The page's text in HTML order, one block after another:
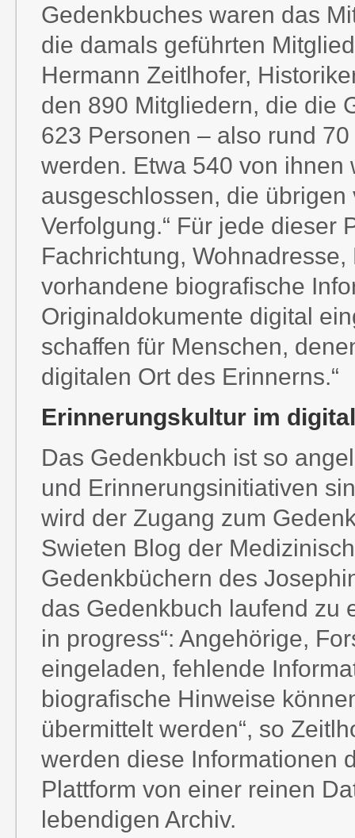
Gedenkbuches waren das
die damals geführten
Hermann Zeitlhofer,
den 890 Mitgliedern, die die
623 Personen – also rund
werden. Etwa 540 von
ausgeschlossen, die
Verfolgung.“ Für jede dieser
Fachrichtung,
vorhandene biografische
Originaldokumente digital
schaffen für Menschen,
digitalen Ort des Erinnerns.“
Erinnerungskultur im
Das Gedenkbuch ist so
und Erinnerungsinitiativen
wird der Zugang zum
Swieten Blog der
Gedenkbüchern des
das Gedenkbuch laufend zu
in progress“: Angehörige,
eingeladen, fehlende
biografische Hinweise
übermittelt werden“, so
werden diese Informationen
Plattform von einer reinen
lebendigen Archiv.